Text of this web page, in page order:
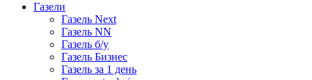
Газели
Газель Next
Газель NN
Газель б/у
Газель Бизнес
Газель за 1 день